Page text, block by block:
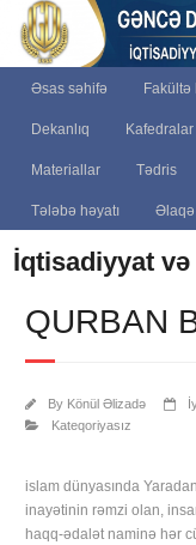
Əsas səhifə Fakültə
Dekanlıq Kafedralar
Materiallar Tədris
Tələbə həyatı Əlaqə
İqtisadiyyat
QURBAN
By Könül Əlizadə
Kateqoriyasız
islam dünyasında
inayətinin rəmzi olan,
haqq-ədalət naminə hər